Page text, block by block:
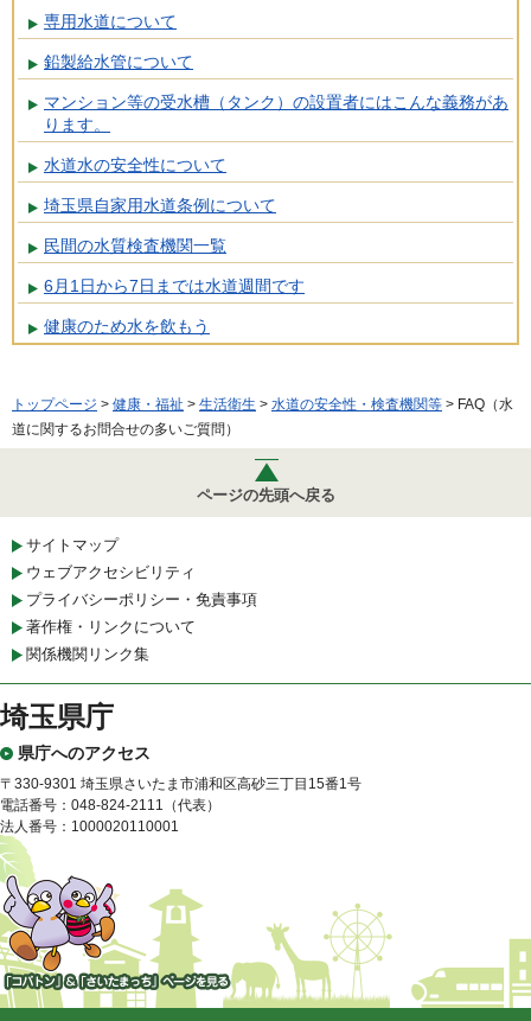
専用水道について
鉛製給水管について
マンション等の受水槽（タンク）の設置者にはこんな義務があ
ります。
水道水の安全性について
埼玉県自家用水道条例について
民間の水質検査機関一覧
6月1日から7日までは水道週間です
健康のため水を飲もう
トップページ > 健康・福祉 > 生活衛生 > 水道の安全性・検査機関等 > FAQ（水
道に関するお問合せの多いご質問）
ページの先頭へ戻る
サイトマップ
ウェブアクセシビリティ
プライバシーポリシー・免責事項
著作権・リンクについて
関係機関リンク集
埼玉県庁
県庁へのアクセス
〒330-9301 埼玉県さいたま市浦和区高砂三丁目15番1号
電話番号：048-824-2111（代表）
法人番号：1000020110001
「コバトン」&「さいたまっ